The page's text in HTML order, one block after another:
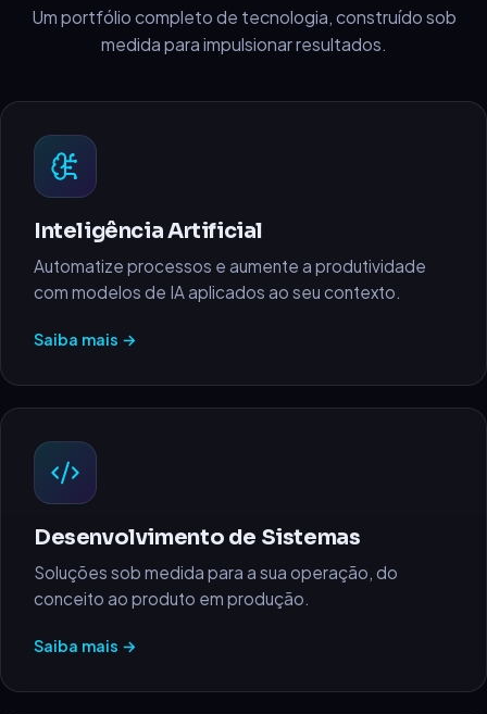
Um portfólio completo de tecnologia, construído sob
medida para impulsionar resultados.
Inteligência Artificial
Automatize processos e aumente a produtividade
com modelos de IA aplicados ao seu contexto.
Saiba mais →
Desenvolvimento de Sistemas
Soluções sob medida para a sua operação, do
conceito ao produto em produção.
Saiba mais →